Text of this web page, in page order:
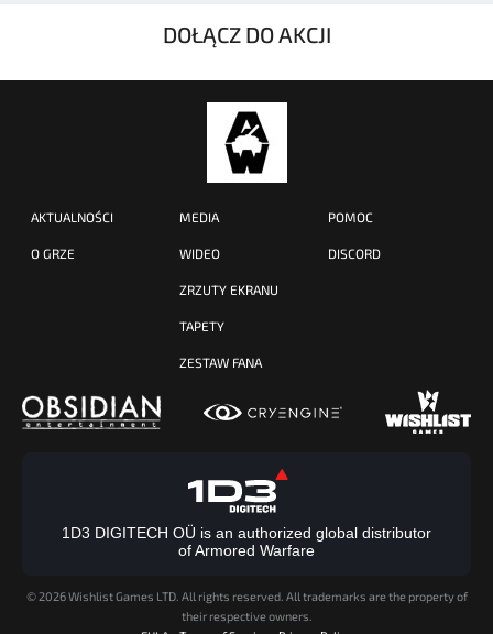
DOŁĄCZ DO AKCJI
AKTUALNOŚCI
O GRZE
MEDIA
WIDEO
ZRZUTY EKRANU
TAPETY
ZESTAW FANA
POMOC
DISCORD
1D3 DIGITECH OÜ is an authorized global distributor
of Armored Warfare
© 2026 Wishlist Games LTD. All rights reserved. All trademarks are the property of
their respective owners.